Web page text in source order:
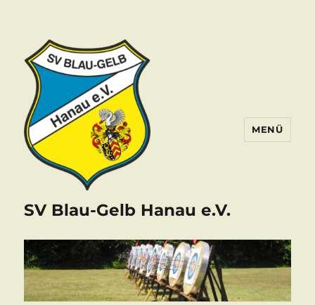
SV Blau-Gelb Hanau e.V.
MENÜ